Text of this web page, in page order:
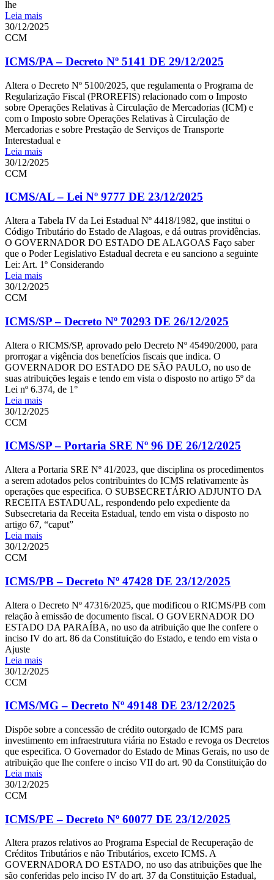
lhe
Leia mais
30/12/2025
CCM
ICMS/PA – Decreto Nº 5141 DE 29/12/2025
Altera o Decreto Nº 5100/2025, que regulamenta o Programa de
Regularização Fiscal (PROREFIS) relacionado com o Imposto
sobre Operações Relativas à Circulação de Mercadorias (ICM) e
com o Imposto sobre Operações Relativas à Circulação de
Mercadorias e sobre Prestação de Serviços de Transporte
Interestadual e
Leia mais
30/12/2025
CCM
ICMS/AL – Lei Nº 9777 DE 23/12/2025
Altera a Tabela IV da Lei Estadual Nº 4418/1982, que institui o
Código Tributário do Estado de Alagoas, e dá outras providências.
O GOVERNADOR DO ESTADO DE ALAGOAS Faço saber
que o Poder Legislativo Estadual decreta e eu sanciono a seguinte
Lei: Art. 1º Considerando
Leia mais
30/12/2025
CCM
ICMS/SP – Decreto Nº 70293 DE 26/12/2025
Altera o RICMS/SP, aprovado pelo Decreto Nº 45490/2000, para
prorrogar a vigência dos benefícios fiscais que indica. O
GOVERNADOR DO ESTADO DE SÃO PAULO, no uso de
suas atribuições legais e tendo em vista o disposto no artigo 5º da
Lei nº 6.374, de 1°
Leia mais
30/12/2025
CCM
ICMS/SP – Portaria SRE Nº 96 DE 26/12/2025
Altera a Portaria SRE Nº 41/2023, que disciplina os procedimentos
a serem adotados pelos contribuintes do ICMS relativamente às
operações que especifica. O SUBSECRETÁRIO ADJUNTO DA
RECEITA ESTADUAL, respondendo pelo expediente da
Subsecretaria da Receita Estadual, tendo em vista o disposto no
artigo 67, “caput”
Leia mais
30/12/2025
CCM
ICMS/PB – Decreto Nº 47428 DE 23/12/2025
Altera o Decreto Nº 47316/2025, que modificou o RICMS/PB com
relação à emissão de documento fiscal. O GOVERNADOR DO
ESTADO DA PARAÍBA, no uso da atribuição que lhe confere o
inciso IV do art. 86 da Constituição do Estado, e tendo em vista o
Ajuste
Leia mais
30/12/2025
CCM
ICMS/MG – Decreto Nº 49148 DE 23/12/2025
Dispõe sobre a concessão de crédito outorgado de ICMS para
investimento em infraestrutura viária no Estado e revoga os Decretos
que especifica. O Governador do Estado de Minas Gerais, no uso de
atribuição que lhe confere o inciso VII do art. 90 da Constituição do
Leia mais
30/12/2025
CCM
ICMS/PE – Decreto Nº 60077 DE 23/12/2025
Altera prazos relativos ao Programa Especial de Recuperação de
Créditos Tributários e não Tributários, exceto ICMS. A
GOVERNADORA DO ESTADO, no uso das atribuições que lhe
são conferidas pelo inciso IV do art. 37 da Constituição Estadual,